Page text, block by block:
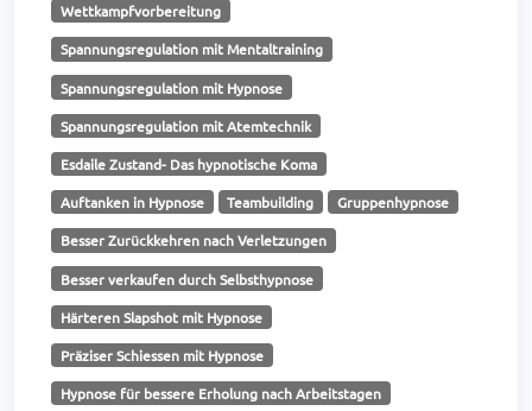
Wettkampfvorbereitung
Spannungsregulation mit Mentaltraining
Spannungsregulation mit Hypnose
Spannungsregulation mit Atemtechnik
Esdaile Zustand- Das hypnotische Koma
Auftanken in Hypnose Teambuilding Gruppenhypnose
Besser Zurückkehren nach Verletzungen
Besser verkaufen durch Selbsthypnose
Härteren Slapshot mit Hypnose
Präziser Schiessen mit Hypnose
Hypnose für bessere Erholung nach Arbeitstagen